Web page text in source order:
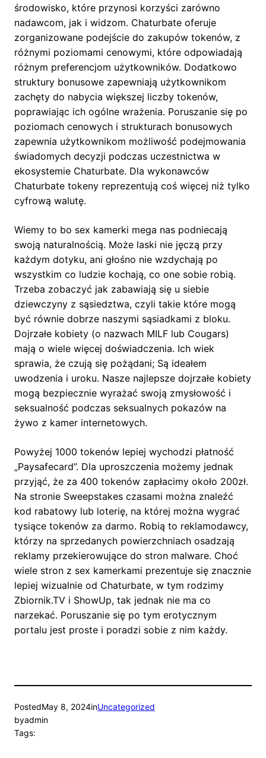
środowisko, które przynosi korzyści zarówno
nadawcom, jak i widzom. Chaturbate oferuje
zorganizowane podejście do zakupów tokenów, z
różnymi poziomami cenowymi, które odpowiadają
różnym preferencjom użytkowników. Dodatkowo
struktury bonusowe zapewniają użytkownikom
zachęty do nabycia większej liczby tokenów,
poprawiając ich ogólne wrażenia. Poruszanie się po
poziomach cenowych i strukturach bonusowych
zapewnia użytkownikom możliwość podejmowania
świadomych decyzji podczas uczestnictwa w
ekosystemie Chaturbate. Dla wykonawców
Chaturbate tokeny reprezentują coś więcej niż tylko
cyfrową walutę.
Wiemy to bo sex kamerki mega nas podniecają
swoją naturalnością. Może laski nie jęczą przy
każdym dotyku, ani głośno nie wzdychają po
wszystkim co ludzie kochają, co one sobie robią.
Trzeba zobaczyć jak zabawiają się u siebie
dziewczyny z sąsiedztwa, czyli takie które mogą
być równie dobrze naszymi sąsiadkami z bloku.
Dojrzałe kobiety (o nazwach MILF lub Cougars)
mają o wiele więcej doświadczenia. Ich wiek
sprawia, że czują się pożądani; Są ideałem
uwodzenia i uroku. Nasze najlepsze dojrzałe kobiety
mogą bezpiecznie wyrażać swoją zmysłowość i
seksualność podczas seksualnych pokazów na
żywo z kamer internetowych.
Powyżej 1000 tokenów lepiej wychodzi płatność
„Paysafecard”. Dla uproszczenia możemy jednak
przyjąć, że za 400 tokenów zapłacimy około 200zł.
Na stronie Sweepstakes czasami można znaleźć
kod rabatowy lub loterię, na której można wygrać
tysiące tokenów za darmo. Robią to reklamodawcy,
którzy na sprzedanych powierzchniach osadzają
reklamy przekierowujące do stron malware. Choć
wiele stron z sex kamerkami prezentuje się znacznie
lepiej wizualnie od Chaturbate, w tym rodzimy
Zbiornik.TV i ShowUp, tak jednak nie ma co
narzekać. Poruszanie się po tym erotycznym
portalu jest proste i poradzi sobie z nim każdy.
PostedMay 8, 2024inUncategorized
byadmin
Tags: